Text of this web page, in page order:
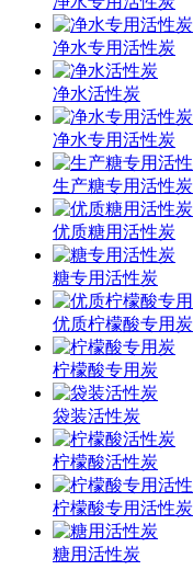
净水专用活性炭
净水活性炭
净水专用活性炭
生产糖专用活性炭
优质糖用活性炭
糖专用活性炭
优质柠檬酸专用炭
柠檬酸专用炭
袋装活性炭
柠檬酸活性炭
柠檬酸专用活性炭
糖用活性炭